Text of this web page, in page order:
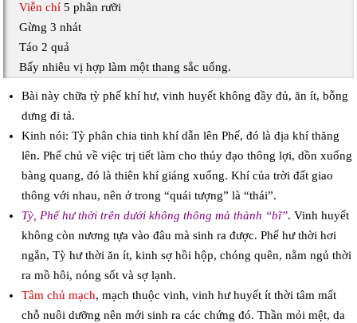
Viễn chí 5 phân rưỡi
Gừng 3 nhát
Táo 2 quả
Bấy nhiêu vị hợp làm một thang sắc uống.
Bài này chữa tỳ phế khí hư, vinh huyết không đầy đủ, ăn ít, bỗng
dưng đi tả.
Kinh nói: Tỳ phân chia tinh khí dẫn lên Phế, đó là địa khí thăng
lên. Phế chủ về việc trị tiết làm cho thủy đạo thông lợi, dồn xuống
bàng quang, đó là thiên khí giáng xuống. Khí của trời đất giao
thông với nhau, nên ở trong “quái tượng” là “thái”.
Tỳ, Phế hư thời trên dưới không thông mà thành “bĩ”. Vinh huyết
không còn nương tựa vào đâu mà sinh ra được. Phế hư thời hơi
ngắn, Tỳ hư thời ăn ít, kinh sợ hồi hộp, chóng quên, nằm ngủ thời
ra mồ hôi, nóng sốt và sợ lạnh.
Tâm chủ mạch, mạch thuộc vinh, vinh hư huyết ít thời tâm mất
chỗ nuôi dưỡng nên mới sinh ra các chứng đó. Thần mỏi mệt, da